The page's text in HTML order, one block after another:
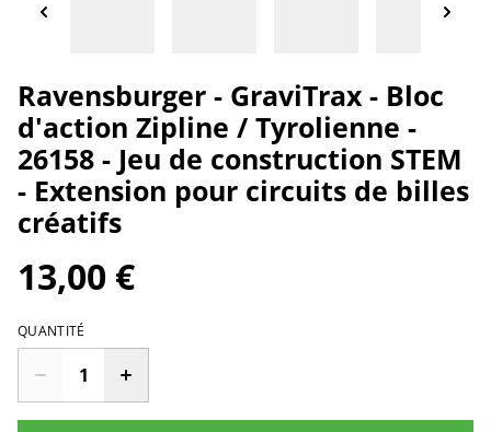
Ravensburger - GraviTrax - Bloc
d'action Zipline / Tyrolienne -
26158 - Jeu de construction STEM
- Extension pour circuits de billes
créatifs
13,00 €
QUANTITÉ